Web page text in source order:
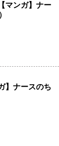
マンガ】ナー
】ナースのち